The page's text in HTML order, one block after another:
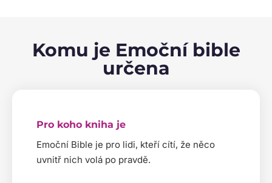
Komu je Emoční bible
určena
Pro koho kniha je
Emoční Bible je pro lidi, kteří cítí, že něco
uvnitř nich volá po pravdě.